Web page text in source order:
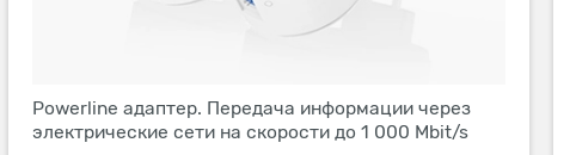
Powerline адаптер. Передача информации через
электрические сети на скорости до 1 000 Mbit/s